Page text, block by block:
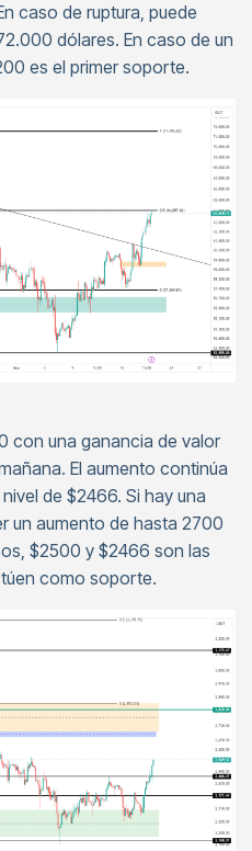
caso de ruptura, puede
dólares. En caso de un
es el primer soporte.
con una ganancia de valor
El aumento continúa
de $2466. Si hay una
un aumento de hasta 2700
$2500 y $2466 son las
como soporte.